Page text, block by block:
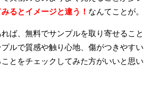
るとイメージと違う！ なんてことが。
ば、無料でサンプルを取り寄せること
ルで質感や触り心地、傷がつきやすい
とをチェックしてみた方がいいと思い